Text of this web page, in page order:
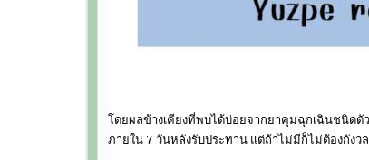
โดยผลข้างเคียงที่พบได้บ่อยจากยาคุมฉุกเฉินชนิดตัว
ภายใน 7 วันหลังรับประทาน แต่ถ้าไม่มีก็ไม่ต้องกังว